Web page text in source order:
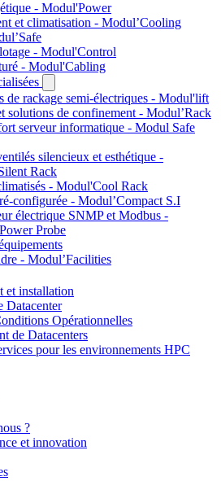
- Modul'Power
et climatisation - Modul’Cooling
- Modul'Control
- Modul'Cabling
de rackage semi-électriques - Modul'lift
solutions de confinement - Modul’Rack
serveur informatique - Modul Safe
silencieux et esthétique -
Rack
- Modul'Cool Rack
configurée - Modul’Compact S.I
électrique SNMP et Modbus -
Probe
- Modul’Facilities
et installation
Datacenter
Opérationnelles
de Datacenters
pour les environnements HPC
?
et innovation